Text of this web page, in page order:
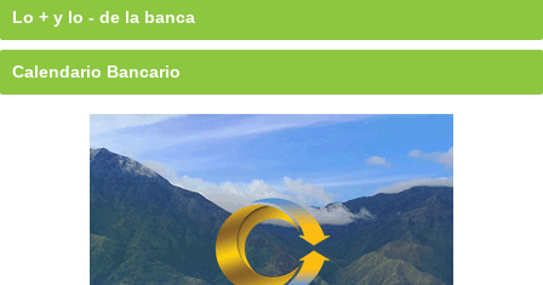
Lo + y lo - de la banca
Calendario Bancario